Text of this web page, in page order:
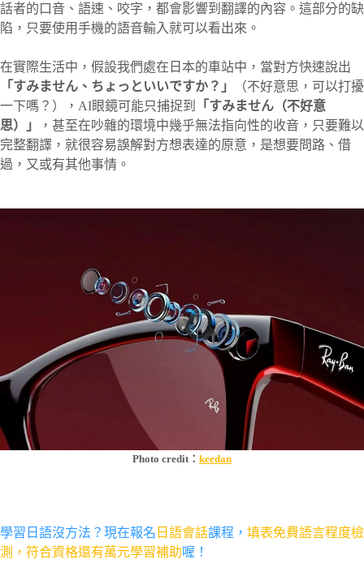
話者的口音、語速、咬字，都會影響到翻譯的內容。這部分的缺
陷，只要使用手機的語音輸入就可以看出來。
在實際生活中，假設我們處在日本的車站中，當對方快速說出
「すみません、ちょっといいですか？」
（不好意思，可以打擾
一下嗎？），AI眼鏡可能只捕捉到
「すみません（不好意
思）」
，甚至在吵雜的環境中幾乎無法指向性的收音，只要難以
完整翻譯，就很容易誤解對方想表達的原意，是想要問路、借
過，又或有其他事情。
Photo credit： keedan
學習日語沒方法？現在報名 日語會話課程， 填表免費語言程度檢
測，符合資格還有萬元學習補助喔！